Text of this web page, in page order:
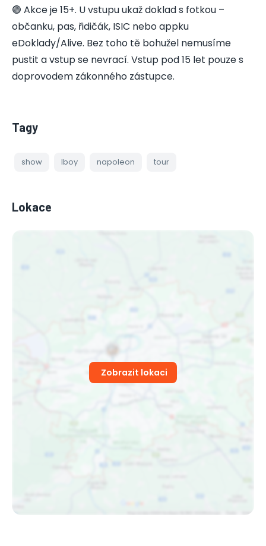
🟢 Akce je 15+. U vstupu ukaž doklad s fotkou –
občanku, pas, řidičák, ISIC nebo appku
eDoklady/Alive. Bez toho tě bohužel nemusíme
pustit a vstup se nevrací. Vstup pod 15 let pouze s
doprovodem zákonného zástupce.
Tagy
show lboy napoleon tour
Lokace
Zobrazit lokaci